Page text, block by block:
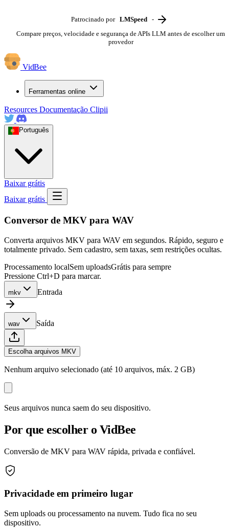
Patrocinado por LMSpeed -
Compare preços, velocidade e segurança de APIs LLM antes de escolher um
provedor
VidBee
Ferramentas online
Resources Documentação Clipii
Português
Baixar grátis
Baixar grátis
Conversor de MKV para WAV
Converta arquivos MKV para WAV em segundos. Rápido, seguro e
totalmente privado. Sem cadastro, sem taxas, sem restrições ocultas.
Processamento localSem uploadsGrátis para sempre
Pressione Ctrl+D para marcar.
mkv Entrada
wav Saída
Escolha arquivos MKV
Nenhum arquivo selecionado (até 10 arquivos, máx. 2 GB)
Seus arquivos nunca saem do seu dispositivo.
Por que escolher o VidBee
Conversão de MKV para WAV rápida, privada e confiável.
Privacidade em primeiro lugar
Sem uploads ou processamento na nuvem. Tudo fica no seu
dispositivo.